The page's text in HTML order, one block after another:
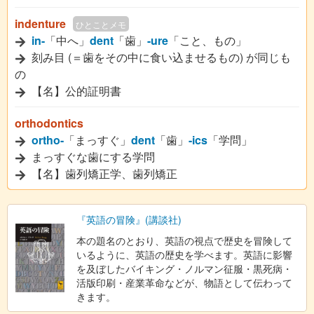
indenture
ひとことメモ
in- 「中へ」 dent 「歯」 -ure 「こと、もの」
刻み目 (＝歯をその中に食い込ませるもの) が同じも
の
【名】公的証明書
orthodontics
ortho- 「まっすぐ」 dent 「歯」 -ics 「学問」
まっすぐな歯にする学問
【名】歯列矯正学、歯列矯正
『英語の冒険』(講談社)
本の題名のとおり、英語の視点で歴史を冒険して
いるように、英語の歴史を学べます。英語に影響
を及ぼしたバイキング・ノルマン征服・黒死病・
活版印刷・産業革命などが、物語として伝わって
きます。